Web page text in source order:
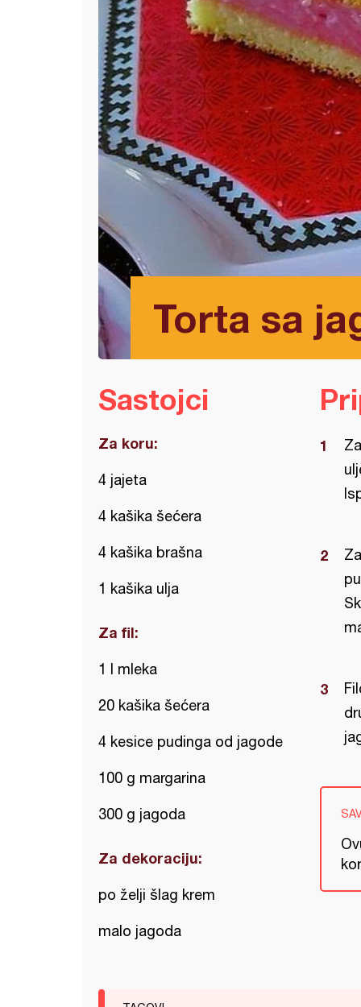
Torta sa
Sastojci
Za koru:
4 jajeta
4 kašika šećera
4 kašika brašna
1 kašika ulja
Za fil:
1 l mleka
20 kašika šećera
4 kesice pudinga od jagode
100 g margarina
300 g jagoda
Za dekoraciju:
po želji šlag krem
malo jagoda